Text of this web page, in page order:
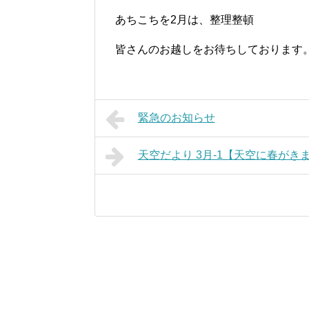
あちこちを2月は、整理整頓
皆さんのお越しをお待ちしております。
緊急のお知らせ
天空だより 3月-1【天空に春がきま